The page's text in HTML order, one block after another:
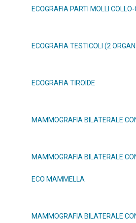
ECOGRAFIA PARTI MOLLI
ECOGRAFIA TESTICOLI (2
ECOGRAFIA TIROIDE
MAMMOGRAFIA BILATERALE
MAMMOGRAFIA BILATERALE
ECO MAMMELLA
MAMMOGRAFIA BILATERALE